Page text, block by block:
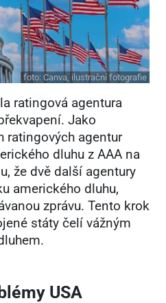
foto: Canva, ilustrační fotografie
ratingová agentura
Jako
ratingových agentur
dluhu z AAA na
že dvě další agentury
amerického dluhu,
zprávu. Tento krok
státy čelí vážným
USA